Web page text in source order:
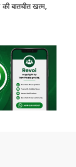
बातचीत खत्म,